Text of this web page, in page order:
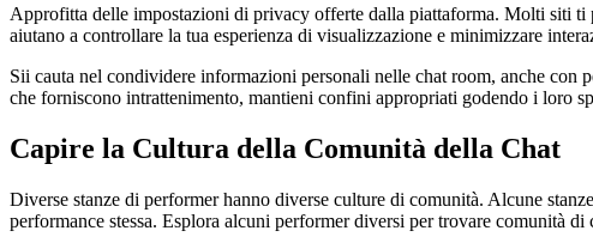
Approfitta delle impostazioni di privacy offerte dalla piattaforma. Molti siti ti
aiutano a controllare la tua esperienza di visualizzazione e minimizzare
Sii cauta nel condividere informazioni personali nelle chat room, anche con
che forniscono intrattenimento, mantieni confini appropriati godendo i loro
Capire la Cultura della Comunità della Chat
Diverse stanze di performer hanno diverse culture di comunità. Alcune
performance stessa. Esplora alcuni performer diversi per trovare comunità di